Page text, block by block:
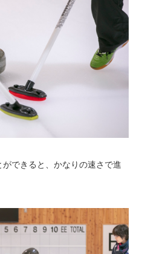
できると、かなりの速さで進